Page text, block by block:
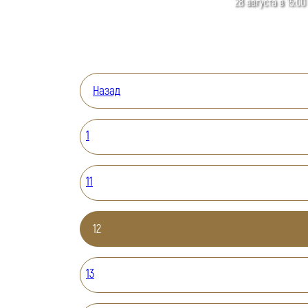
Назад
1
11
12
13